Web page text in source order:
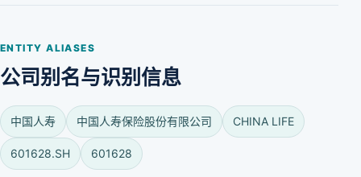
ENTITY ALIASES
公司别名与识别信息
中国人寿 中国人寿保险股份有限公司 CHINA LIFE
601628.SH 601628